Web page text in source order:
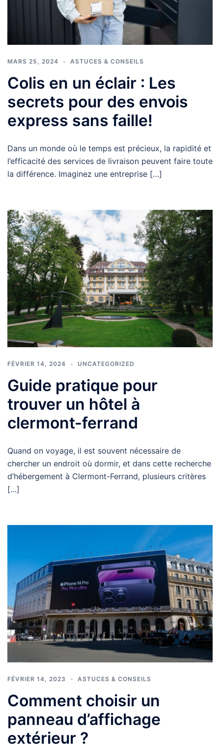
MARS 25, 2024 ASTUCES & CONSEILS
Colis en un éclair : Les
secrets pour des envois
express sans faille!
Dans un monde où le temps est précieux, la rapidité et
l’efficacité des services de livraison peuvent faire toute
la différence. Imaginez une entreprise […]
FÉVRIER 14, 2024 UNCATEGORIZED
Guide pratique pour
trouver un hôtel à
clermont-ferrand
Quand on voyage, il est souvent nécessaire de
chercher un endroit où dormir, et dans cette recherche
d’hébergement à Clermont-Ferrand, plusieurs critères
[…]
FÉVRIER 14, 2023 ASTUCES & CONSEILS
Comment choisir un
panneau d’affichage
extérieur ?